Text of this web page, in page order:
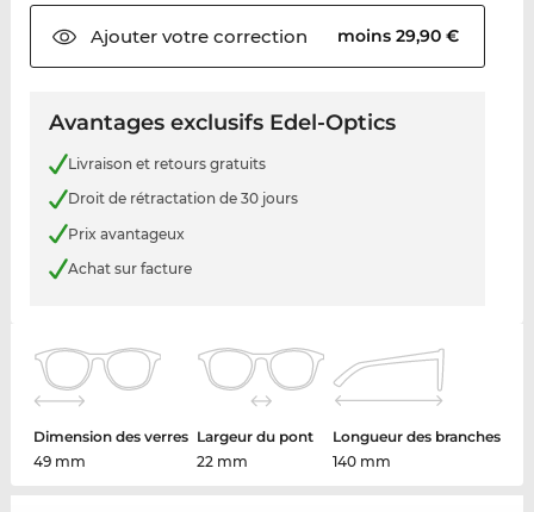
Ajouter votrecorrection moins 29,90 €
Avantages exclusifs Edel-Optics
Livraison et retours gratuits
Droit de rétractation de 30 jours
Prix avantageux
Achat sur facture
Dimension des verres
49 mm
Largeur du pont
22 mm
Longueur des branches
140 mm